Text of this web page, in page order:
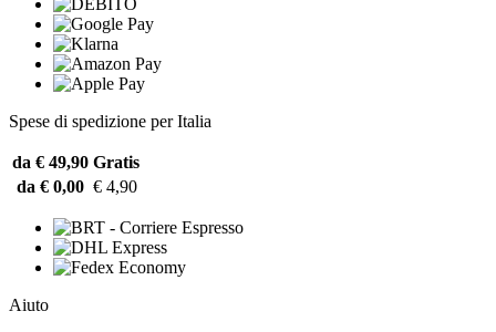
Spese di spedizione per Italia
da € 49,90 Gratis
da € 0,00 € 4,90
Aiuto